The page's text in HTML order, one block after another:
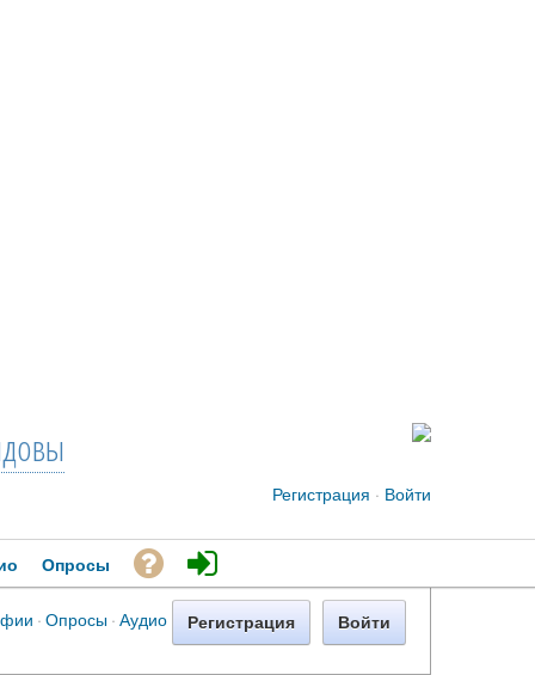
Регистрация · Войти
Опросы
·Опросы·Аудио Регистрация Войти